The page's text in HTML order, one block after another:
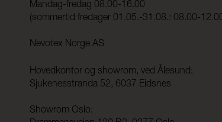
Mandag-fredag 08.00-16.00
(sommertid fredager 01.05.-31.08.: 08.00-
Nevotex Norge AS
Hovedkontor og showrom, ved Ålesund:
Sjukenesstranda 52, 6037 Eidsnes
Showrom Oslo: